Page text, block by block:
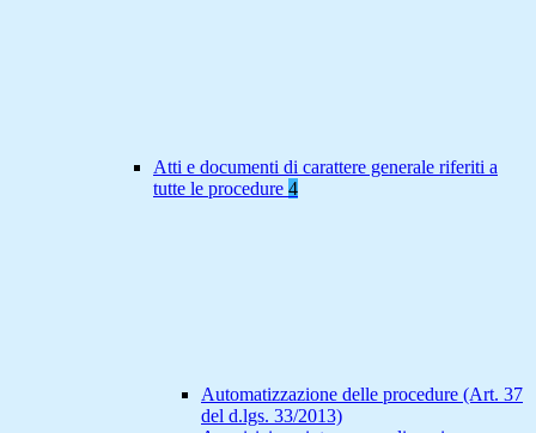
Atti e documenti di carattere generale riferiti a
tutte le procedure 4
Automatizzazione delle procedure (Art. 37
del d.lgs. 33/2013)